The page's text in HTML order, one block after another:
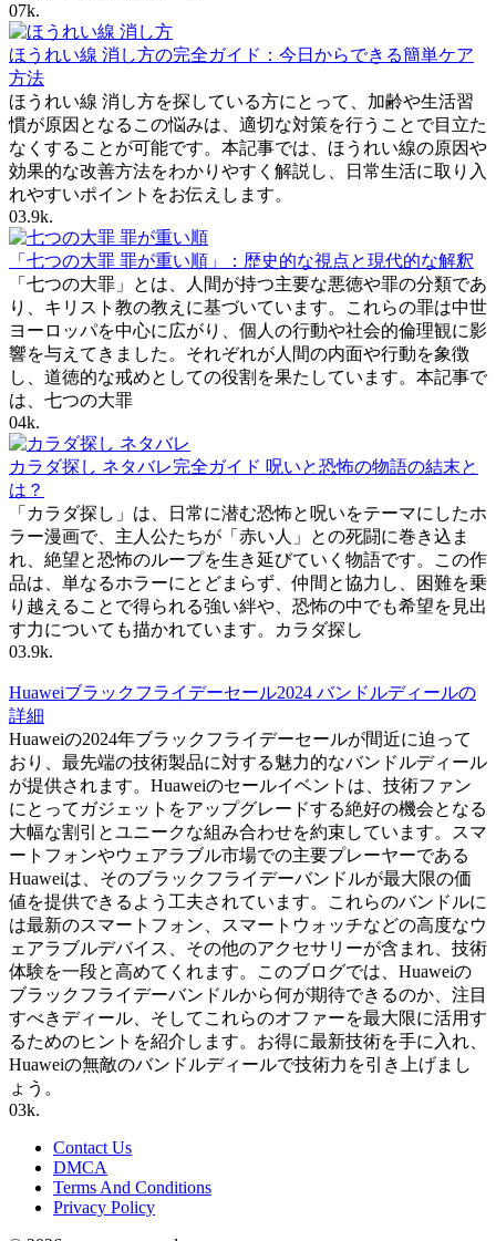
07k.
ほうれい線 消し方の完全ガイド：今日からできる簡単ケア
方法
ほうれい線 消し方を探している方にとって、加齢や生活習
慣が原因となるこの悩みは、適切な対策を行うことで目立た
なくすることが可能です。本記事では、ほうれい線の原因や
効果的な改善方法をわかりやすく解説し、日常生活に取り入
れやすいポイントをお伝えします。
03.9k.
「七つの大罪 罪が重い順」：歴史的な視点と現代的な解釈
「七つの大罪」とは、人間が持つ主要な悪徳や罪の分類であ
り、キリスト教の教えに基づいています。これらの罪は中世
ヨーロッパを中心に広がり、個人の行動や社会的倫理観に影
響を与えてきました。それぞれが人間の内面や行動を象徴
し、道徳的な戒めとしての役割を果たしています。本記事で
は、七つの大罪
04k.
カラダ探し ネタバレ完全ガイド 呪いと恐怖の物語の結末と
は？
「カラダ探し」は、日常に潜む恐怖と呪いをテーマにしたホ
ラー漫画で、主人公たちが「赤い人」との死闘に巻き込ま
れ、絶望と恐怖のループを生き延びていく物語です。この作
品は、単なるホラーにとどまらず、仲間と協力し、困難を乗
り越えることで得られる強い絆や、恐怖の中でも希望を見出
す力についても描かれています。カラダ探し
03.9k.
Huaweiブラックフライデーセール2024 バンドルディールの
詳細
Huaweiの2024年ブラックフライデーセールが間近に迫って
おり、最先端の技術製品に対する魅力的なバンドルディール
が提供されます。Huaweiのセールイベントは、技術ファン
にとってガジェットをアップグレードする絶好の機会となる
大幅な割引とユニークな組み合わせを約束しています。スマ
ートフォンやウェアラブル市場での主要プレーヤーである
Huaweiは、そのブラックフライデーバンドルが最大限の価
値を提供できるよう工夫されています。これらのバンドルに
は最新のスマートフォン、スマートウォッチなどの高度なウ
ェアラブルデバイス、その他のアクセサリーが含まれ、技術
体験を一段と高めてくれます。このブログでは、Huaweiの
ブラックフライデーバンドルから何が期待できるのか、注目
すべきディール、そしてこれらのオファーを最大限に活用す
るためのヒントを紹介します。お得に最新技術を手に入れ、
Huaweiの無敵のバンドルディールで技術力を引き上げまし
ょう。
03k.
Contact Us
DMCA
Terms And Conditions
Privacy Policy